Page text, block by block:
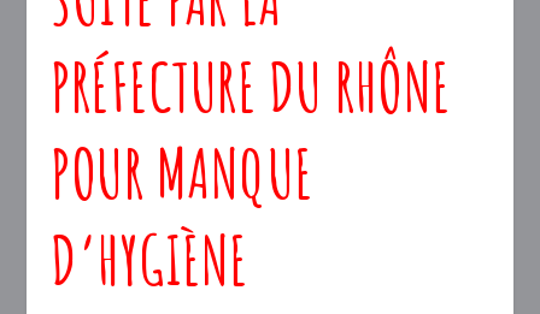
PRÉFECTURE DU RHÔNE
POUR MANQUE
D’HYGIÈNE